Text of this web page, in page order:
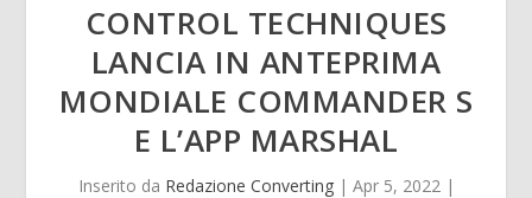
CONTROL TECHNIQUES
LANCIA IN ANTEPRIMA
MONDIALE COMMANDER S
E L’APP MARSHAL
Inserito da Redazione Converting| Apr 5, 2022|